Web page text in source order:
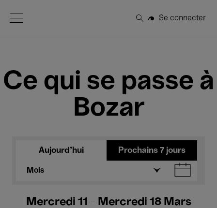
Open Menu
Rechercher
Se connecter
Ce qui se passe à
Bozar
Aujourd'hui Prochains 7 jours
Mois
Mercredi 11 - Mercredi 18 Mars